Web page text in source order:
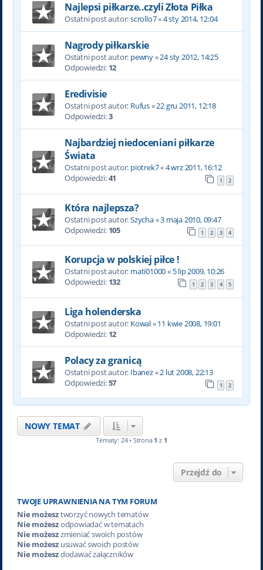
Najlepsi piłkarze..czyli Złota Piłka
Ostatni post autor:scrollo7«4 sty 2014, 12:04
Nagrody piłkarskie
Ostatni post autor: pewny«24 sty 2012, 14:25
Odpowiedzi: 12
Eredivisie
Ostatni post autor: Rufus«22 gru 2011, 12:18
Odpowiedzi:3
Najbardziej niedoceniani piłkarze
Świata
Ostatni post autor: piotrek7«4 wrz 2011, 16:12
Odpowiedzi:41 1 2
Która najlepsza?
Ostatni post autor:Szycha«3 maja 2010, 09:47
Odpowiedzi: 105 1 2 3 4
Korupcja w polskiej piłce !
Ostatni post autor: mati01000« 5 lip 2009, 10:26
Odpowiedzi: 132 1 2 3 4 5
Liga holenderska
Ostatni post autor: Kowal«11 kwie 2008, 19:01
Odpowiedzi: 12
Polacy za granicą
Ostatni post autor: Ibanez«2 lut 2008, 22:13
Odpowiedzi:57 1 2
NOWY TEMAT
Tematy: 24 • Strona 1 z 1
Przejdź do
TWOJE UPRAWNIENIA NA TYM FORUM
Nie możesztworzyć nowych tematów
Nie możeszodpowiadać w tematach
Nie możeszzmieniać swoich postów
Nie możeszusuwać swoich postów
Nie możeszdodawać załączników